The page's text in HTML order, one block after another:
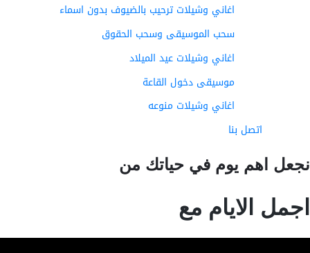
اغاني وشيلات ترحيب بالضيوف بدون اسماء
سحب الموسيقى وسحب الحقوق
اغاني وشيلات عيد الميلاد
موسيقى دخول القاعة
اغاني وشيلات منوعه
اتصل بنا
اهم يوم في حياتك من
الايام مع